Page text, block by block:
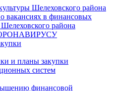
Шелеховского района
вакансиях в финансовых
района
и планы закупки
систем
финансовой